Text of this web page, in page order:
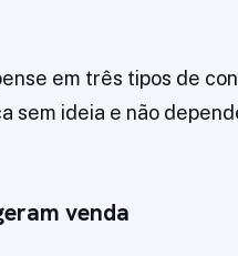
em três tipos de
sem ideia e não
venda